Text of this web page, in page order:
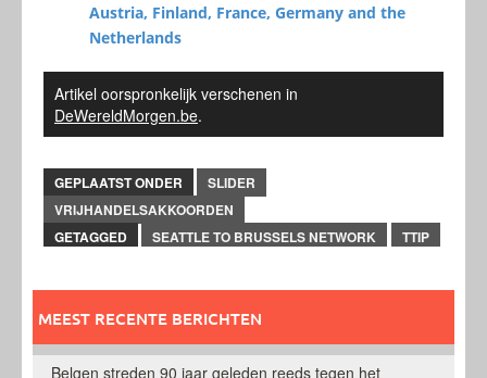
Austria, Finland, France, Germany and the
Netherlands
Artikel oorspronkelijk verschenen in
DeWereldMorgen.be.
GEPLAATST ONDER
SLIDER
VRIJHANDELSAKKOORDEN
GETAGGED
SEATTLE TO BRUSSELS NETWORK TTIP
MEEST RECENTE BERICHTEN
Belgen streden 90 jaar geleden reeds tegen het